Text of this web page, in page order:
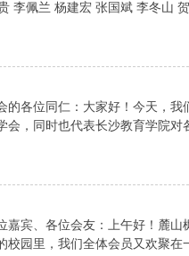
李佩兰 杨建宏 张国斌 李冬山
的各位同仁：大家好！今天，我
会，同时也代表长沙教育学院对
嘉宾、各位会友：上午好！麓山
校园里，我们全体会员又欢聚在